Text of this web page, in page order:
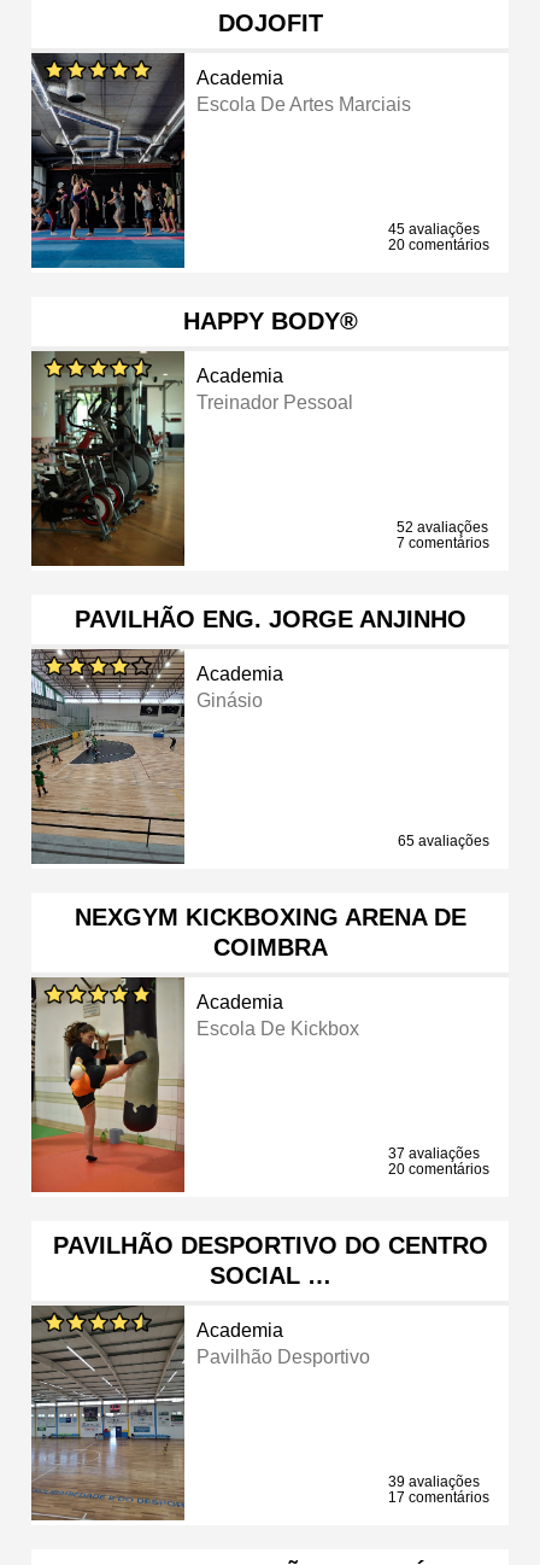
DOJOFIT
Academia
Escola De Artes Marciais
45 avaliações
20 comentários
HAPPY BODY®
Academia
Treinador Pessoal
52 avaliações
7 comentários
PAVILHÃO ENG. JORGE ANJINHO
Academia
Ginásio
65 avaliações
NEXGYM KICKBOXING ARENA DE
COIMBRA
Academia
Escola De Kickbox
37 avaliações
20 comentários
PAVILHÃO DESPORTIVO DO CENTRO
SOCIAL …
Academia
Pavilhão Desportivo
39 avaliações
17 comentários